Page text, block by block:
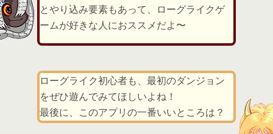
とやり込み要素もあって、ローグライクゲ
ームが好きな人におススメだよ〜
ローグライク初心者も、最初のダンジョン
をぜひ遊んでみてほしいよね！
最後に、このアプリの一番いいところは？